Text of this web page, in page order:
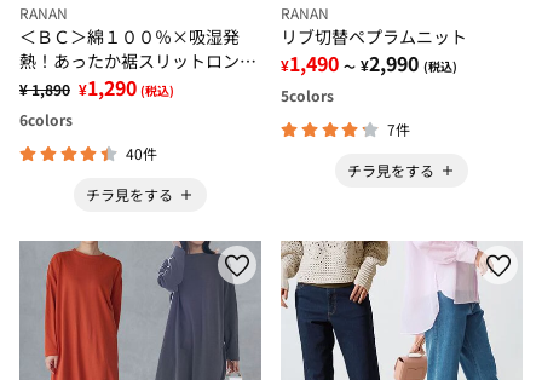
RANAN
＜ＢＣ＞綿１００％×吸湿発
熱！あったか裾スリットロング
プルオーバー
¥ 1,890 ¥1,290 (税込)
6colors
40件
チラ見をする
RANAN
リブ切替ペプラムニット
¥1,490 ～ ¥2,990 (税込)
5colors
7件
チラ見をする